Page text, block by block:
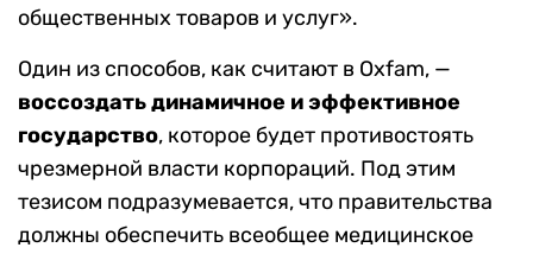
общественных товаров и услуг».
Один из способов, как считают в Oxfam, —
воссоздать динамичное и эффективное
государство, которое будет противостоять
чрезмерной власти корпораций. Под этим
тезисом подразумевается, что правительства
должны обеспечить всеобщее медицинское